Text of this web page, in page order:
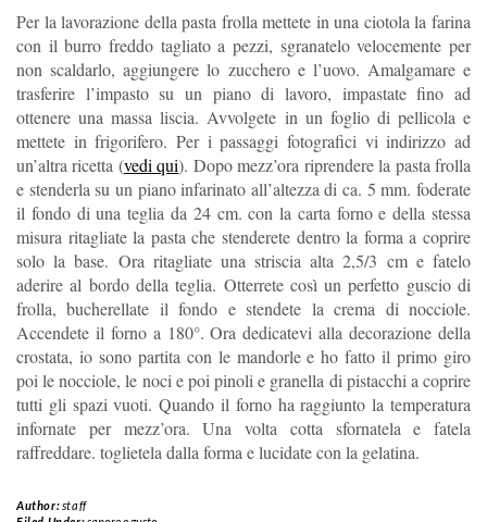
Per la lavorazione della pasta frolla mettete in una ciotola la farina
con il burro freddo tagliato a pezzi, sgranatelo velocemente per
non scaldarlo, aggiungere lo zucchero e l’uovo. Amalgamare e
trasferire l’impasto su un piano di lavoro, impastate fino ad
ottenere una massa liscia. Avvolgete in un foglio di pellicola e
mettete in frigorifero. Per i passaggi fotografici vi indirizzo ad
un’altra ricetta (vedi qui). Dopo mezz’ora riprendere la pasta frolla
e stenderla su un piano infarinato all’altezza di ca. 5 mm. foderate
il fondo di una teglia da 24 cm. con la carta forno e della stessa
misura ritagliate la pasta che stenderete dentro la forma a coprire
solo la base. Ora ritagliate una striscia alta 2,5/3 cm e fatelo
aderire al bordo della teglia. Otterrete così un perfetto guscio di
frolla, bucherellate il fondo e stendete la crema di nocciole.
Accendete il forno a 180°. Ora dedicatevi alla decorazione della
crostata, io sono partita con le mandorle e ho fatto il primo giro
poi le nocciole, le noci e poi pinoli e granella di pistacchi a coprire
tutti gli spazi vuoti. Quando il forno ha raggiunto la temperatura
infornate per mezz’ora. Una volta cotta sfornatela e fatela
raffreddare. toglietela dalla forma e lucidate con la gelatina.
Author:staff